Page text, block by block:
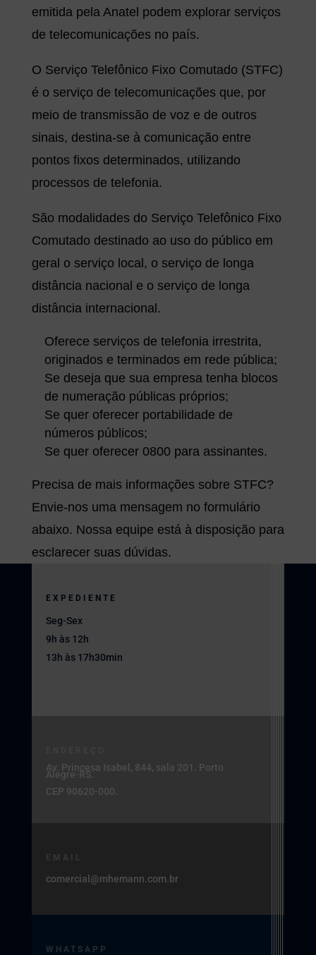
emitida pela Anatel podem explorar serviços
de telecomunicações no país.
O Serviço Telefônico Fixo Comutado (STFC)
é o serviço de telecomunicações que, por
meio de transmissão de voz e de outros
sinais, destina-se à comunicação entre
pontos fixos determinados, utilizando
processos de telefonia.
São modalidades do Serviço Telefônico Fixo
Comutado destinado ao uso do público em
geral o serviço local, o serviço de longa
distância nacional e o serviço de longa
distância internacional.
Oferece serviços de telefonia irrestrita,
originados e terminados em rede pública;
Se deseja que sua empresa tenha blocos
de numeração públicas próprios;
Se quer oferecer portabilidade de
números públicos;
Se quer oferecer 0800 para assinantes.
Precisa de mais informações sobre STFC?
Envie-nos uma mensagem no formulário
abaixo. Nossa equipe está à disposição para
esclarecer suas dúvidas.
EXPEDIENTE
Seg-Sex
9h às 12h
13h às 17h30min
Av. Princesa Isabel, 844, sala 201. Porto
Alegre-RS.
CEP 90620-000.
comercial@mhemann.com.br
WHATSAPP